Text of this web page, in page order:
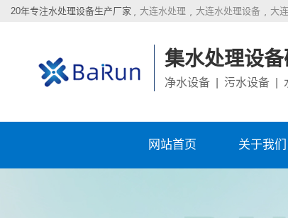
20年专注水处理设备生产厂家 大连水处理 大连水处理设备 大
集水处理设
净水设备 | 污水设备 |
网站首页 关于我们